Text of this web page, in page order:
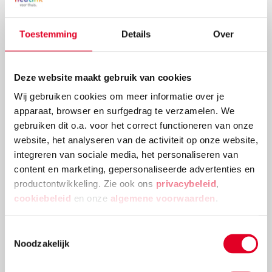
Toestemming Details Over
Deze website maakt gebruik van cookies
Wij gebruiken cookies om meer informatie over je
apparaat, browser en surfgedrag te verzamelen. We
gebruiken dit o.a. voor het correct functioneren van onze
website, het analyseren van de activiteit op onze website,
integreren van sociale media, het personaliseren van
content en marketing, gepersonaliseerde advertenties en
productontwikkeling. Zie ook ons privacybeleid,
cookiebeleid en onze algemene voorwaarden .
Noodzakelijk
ontdek je dat snel genoeg bij deze challenge: bouwen
zonder duimen.
Speel het supersnelle bouwspelletje